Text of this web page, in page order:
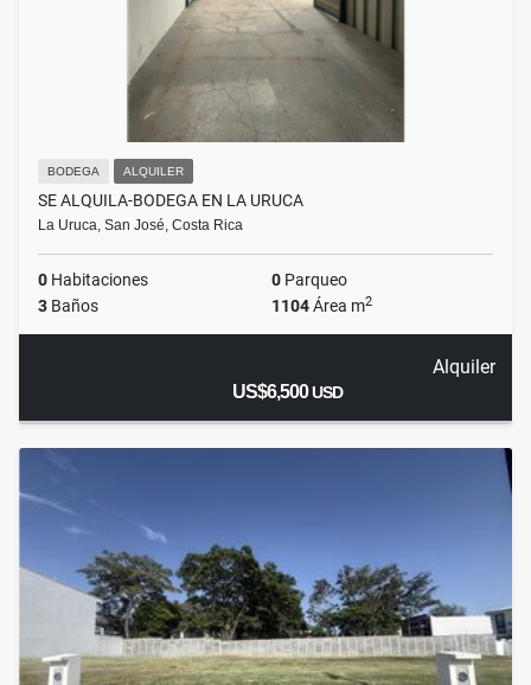
BODEGA ALQUILER
SE ALQUILA-BODEGA EN LA URUCA
La Uruca, San José, Costa Rica
0 Habitaciones 0 Parqueo
3 Baños 1104Área m2
Alquiler
US$6,500USD